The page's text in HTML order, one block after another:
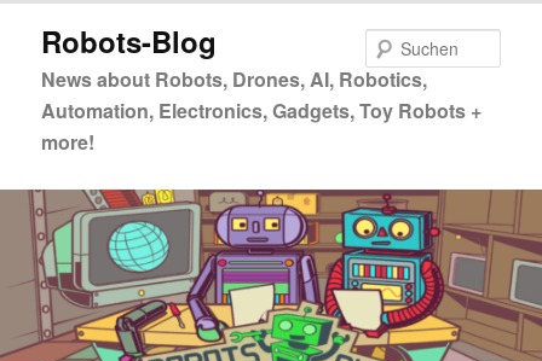
primären
springen
sekundären
springen
Robots-Blog
News about Robots, Drones, AI, Robotics,
Automation, Electronics, Gadgets, Toy Robots +
more!